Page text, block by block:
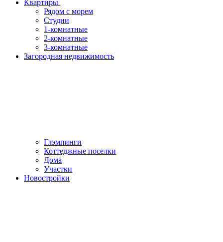
Квартиры
Рядом с морем
Студии
1-комнатные
2-комнатные
3-комнатные
Загородная недвижимость
Глэмпинги
Коттеджные поселки
Дома
Участки
Новостройки